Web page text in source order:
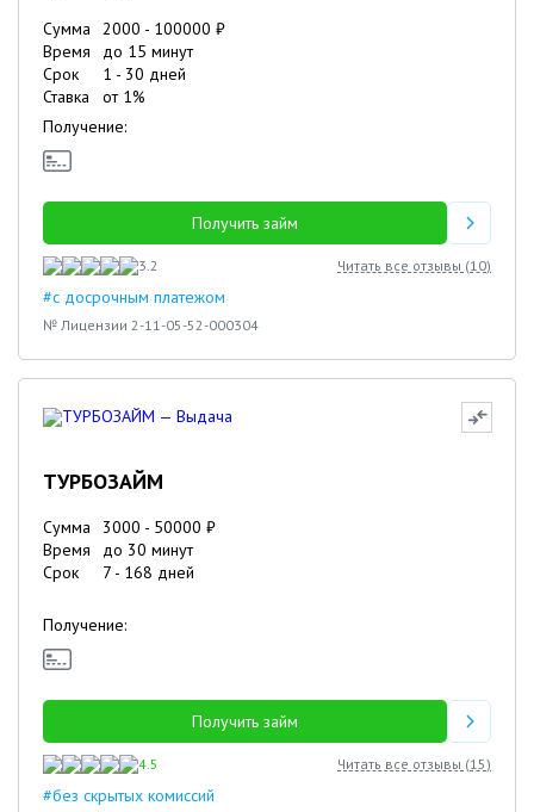
Сумма 2000 - 100000 ₽
Время
до 15 минут
Срок
1 - 30 дней
Ставка
от 1%
Получение:
Получить займ
3.2 Читать все отзывы (10)
#с досрочным платежом
№ Лицензии 2-11-05-52-000304
ТУРБОЗАЙМ
Сумма 3000 - 50000 ₽
Время
до 30 минут
Срок
7 - 168 дней
Получение:
Получить займ
4.5 Читать все отзывы (15)
#без скрытых комиссий